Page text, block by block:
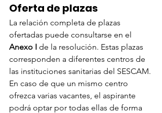
Oferta de plazas
La relación completa de plazas
ofertadas puede consultarse en el
Anexo I de la resolución. Estas plazas
corresponden a diferentes centros de
las instituciones sanitarias del SESCAM.
En caso de que un mismo centro
ofrezca varias vacantes, el aspirante
podrá optar por todas ellas de forma